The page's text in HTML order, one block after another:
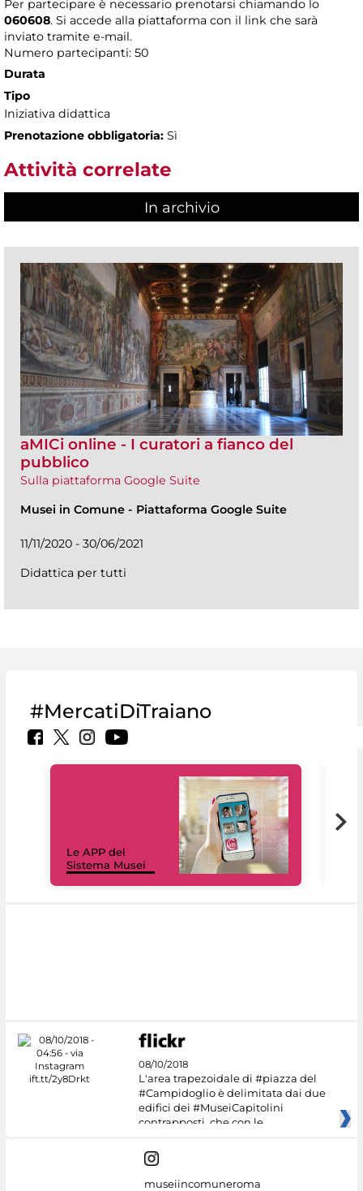
Per partecipare è necessario prenotarsi chiamando lo
060608. Si accede alla piattaforma con il link che sarà
inviato tramite e-mail.
Numero partecipanti: 50
Durata
Tipo
Iniziativa didattica
Prenotazione obbligatoria: Sì
Attività correlate
In archivio
aMICi online - I curatori a fianco del
pubblico
Sulla piattaforma Google Suite
Musei in Comune - Piattaforma Google Suite
11/11/2020 - 30/06/2021
Didattica per tutti
#MercatiDiTraiano
Le APP del
Sistema Musei
08/10/2018
L'area trapezoidale di #piazza del
#Campidoglio è delimitata dai due
edifici dei #MuseiCapitolini
contrapposti, che con le
museiincomuneroma